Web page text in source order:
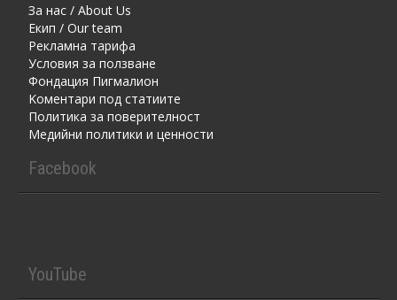
За нас / About Us
Екип / Our team
Рекламна тарифа
Условия за ползване
Фондация Пигмалион
Kоментaри под статиите
Политика за поверителност
Медийни политики и ценности
Facebook
YouTube